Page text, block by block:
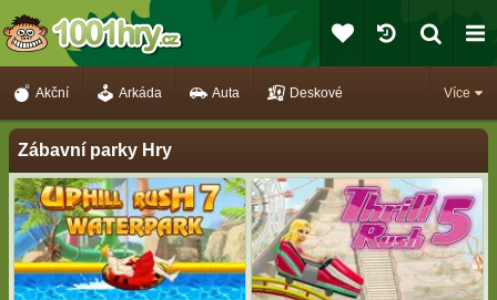
Více
Akční Arkáda Auta Deskové
Zábavní parky Hry